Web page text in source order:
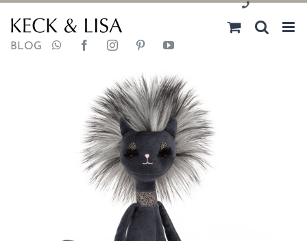
030 2400000
BLOG